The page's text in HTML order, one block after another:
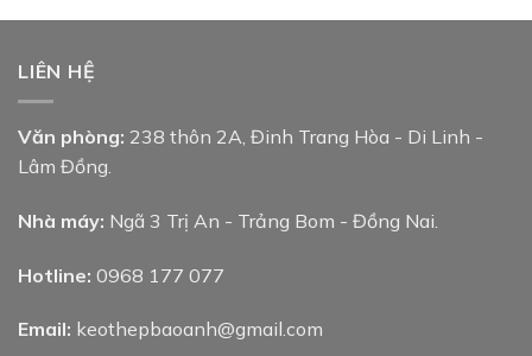
LIÊN HỆ
Văn phòng: 238 thôn 2A, Đinh Trang Hòa - Di Linh -
Lâm Đồng.
Nhà máy: Ngã 3 Trị An - Trảng Bom - Đồng Nai.
Hotline: 0968 177 077
Email: keothepbaoanh@gmail.com